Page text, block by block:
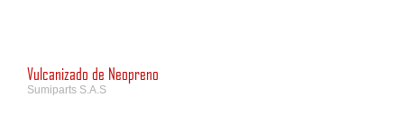
Vulcanizado de Neopreno
Sumiparts S.A.S